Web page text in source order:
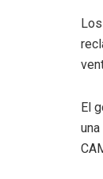
El